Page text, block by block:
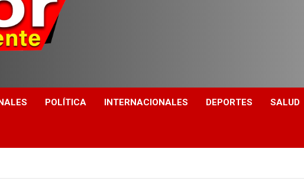
POLÍTICA INTERNACIONALES DEPORTES SALUD